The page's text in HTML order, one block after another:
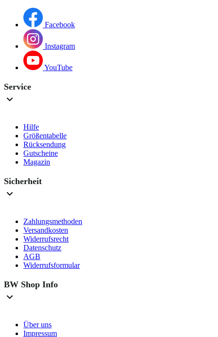
Facebook
Instagram
YouTube
Service
Hilfe
Größentabelle
Rücksendung
Gutscheine
Magazin
Sicherheit
Zahlungsmethoden
Versandkosten
Widerrufsrecht
Datenschutz
AGB
Widerrufsformular
BW Shop Info
Über uns
Impressum